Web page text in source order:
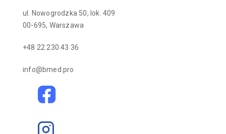
ul. Nowogrodzka 50, lok. 409
00-695, Warszawa
+48 22 230 43 36
info@bmed.pro